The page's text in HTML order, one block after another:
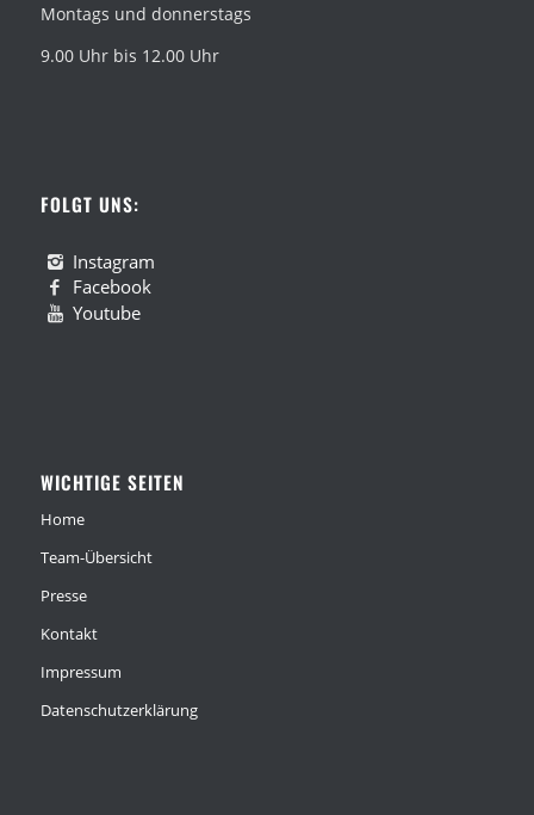
Montags und donnerstags
9.00 Uhr bis 12.00 Uhr
FOLGT UNS:
Instagram
Facebook
Youtube
WICHTIGE SEITEN
Home
Team-Übersicht
Presse
Kontakt
Impressum
Datenschutzerklärung